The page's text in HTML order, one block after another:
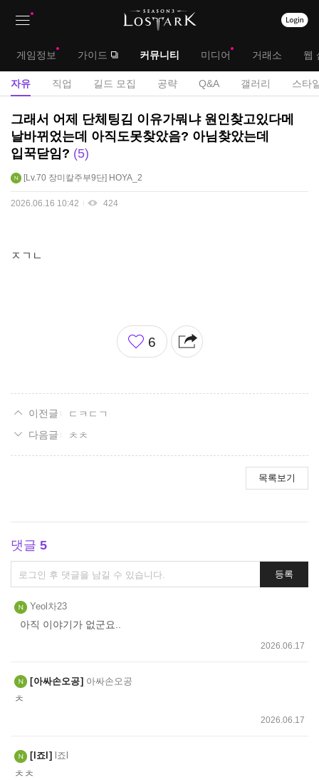
대
메
뉴
게임정보 가이드 커뮤니티 미디어 거래소 웹
서
메
자유 직업 길드 모집 공략 Q&A 갤러리 스타
자
유
게
시
판
그래서 어제 단체팅김 이유가뭐냐 원인찾고있다메
날바뀌었는데 아직도못찾았음? 아님찾았는데
입꾹닫임?
5
Lv.70 장미칼주부9단 HOYA_2
2026.06.16 10:42 424
ㅈㄱㄴ
좋
아
6
ㄷㅋㄷㄱ
ㅊㅊ
목록보기
댓글 5
댓
글
쓰
기
등록
Yeol차23
아직 이야기가 없군요..
2026.06.17
아싸손오공 아싸손오공
ㅊ
2026.06.17
l죠l l죠l
ㅊㅊ